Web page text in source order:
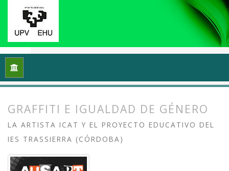
Inicio
GRAFFITI E IGUALDAD DE GÉNERO
LA ARTISTA ICAT Y EL PROYECTO EDUCATIVO DEL
IES TRASSIERRA (CÓRDOBA)